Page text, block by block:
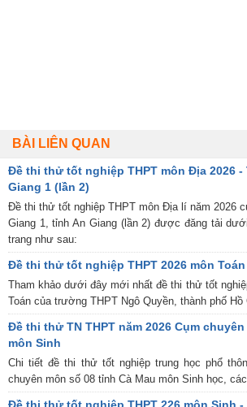
BÀI LIÊN QUAN
Đề thi thử tốt nghiệp THPT môn Địa 2026 -
Giang 1 (lần 2)
Đề thi thử tốt nghiệp THPT môn Địa lí năm 2026
Giang 1, tỉnh An Giang (lần 2) được đăng tải
trang như sau:
Đề thi thử tốt nghiệp THPT 2026 môn Toán
Tham khảo dưới đây mới nhất đề thi thử tốt
Toán của trường THPT Ngô Quyền, thành phố Hồ
Đề thi thử TN THPT năm 2026 Cụm
môn Sinh
Chi tiết đề thi thử tốt nghiệp trung học phổ
chuyên môn số 08 tỉnh Cà Mau môn Sinh học,